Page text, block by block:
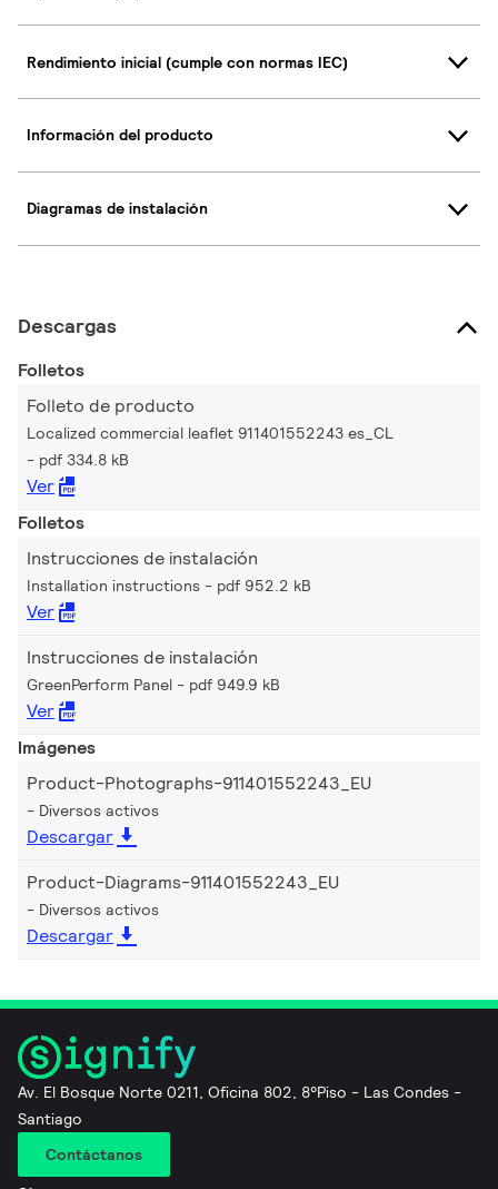
Rendimiento inicial (cumple con normas IEC)
Información del producto
Diagramas de instalación
Descargas
Folletos
Folleto de producto
Localized commercial leaflet 911401552243 es_CL
pdf 334.8 kB
Ver
Folletos
Instrucciones de instalación
Installation instructions pdf 952.2 kB
Ver
Instrucciones de instalación
GreenPerform Panel pdf 949.9 kB
Ver
Imágenes
Product-Photographs-911401552243_EU
Diversos activos
Descargar
Product-Diagrams-911401552243_EU
Diversos activos
Descargar
Av. El Bosque Norte 0211, Oficina 802, 8°Piso - Las Condes -
Santiago
Contáctanos